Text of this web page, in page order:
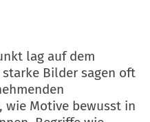
lag auf dem
Bilder sagen oft
wie Motive bewusst in